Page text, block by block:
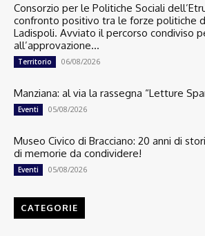
Consorzio per le Politiche Sociali
confronto positivo tra le forze politiche
Ladispoli. Avviato il percorso condiviso
all’approvazione...
Territorio 06/08/2026
Manziana: al via la rassegna “Letture
Eventi 05/08/2026
Museo Civico di Bracciano: 20 anni di
di memorie da condividere!
Eventi 05/08/2026
CATEGORIE